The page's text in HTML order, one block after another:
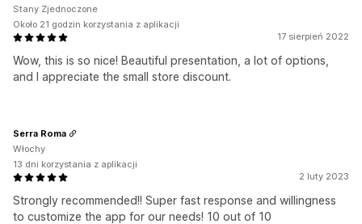
17 sierpień 2022
Wow, this is so nice! Beautiful presentation, a lot of options,
and I appreciate the small store discount.
Stany Zjednoczone
Około 21 godzin korzystania z aplikacji
2 luty 2023
Strongly recommended!! Super fast response and willingness
to customize the app for our needs! 10 out of 10
Serra Roma
Włochy
13 dni korzystania z aplikacji